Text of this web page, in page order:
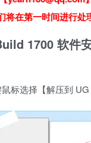
将在第一时间进行处
1700 软件
标选择【解压到 UG